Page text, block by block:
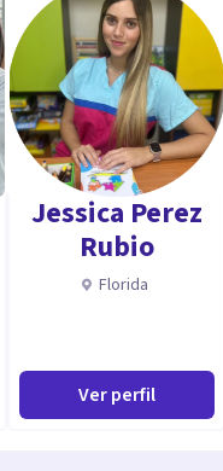
Jessica Perez
Rubio
Florida
Ver perfil